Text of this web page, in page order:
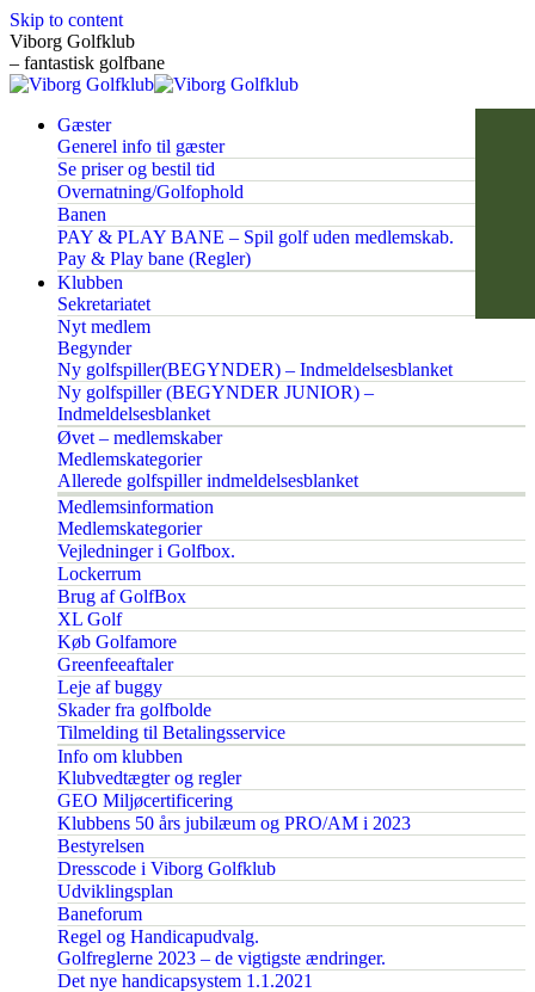
Skip to content
Viborg Golfklub
– fantastisk golfbane
Gæster
Generel info til gæster
Se priser og bestil tid
Overnatning/Golfophold
Banen
PAY & PLAY BANE – Spil golf uden medlemskab.
Pay & Play bane (Regler)
Klubben
Sekretariatet
Nyt medlem
Begynder
Ny golfspiller(BEGYNDER) – Indmeldelsesblanket
Ny golfspiller (BEGYNDER JUNIOR) –
Indmeldelsesblanket
Øvet – medlemskaber
Medlemskategorier
Allerede golfspiller indmeldelsesblanket
Medlemsinformation
Medlemskategorier
Vejledninger i Golfbox.
Lockerrum
Brug af GolfBox
XL Golf
Køb Golfamore
Greenfeeaftaler
Leje af buggy
Skader fra golfbolde
Tilmelding til Betalingsservice
Info om klubben
Klubvedtægter og regler
GEO Miljøcertificering
Klubbens 50 års jubilæum og PRO/AM i 2023
Bestyrelsen
Dresscode i Viborg Golfklub
Udviklingsplan
Baneforum
Regel og Handicapudvalg.
Golfreglerne 2023 – de vigtigste ændringer.
Det nye handicapsystem 1.1.2021